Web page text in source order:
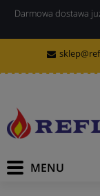
Darmowa dostawa